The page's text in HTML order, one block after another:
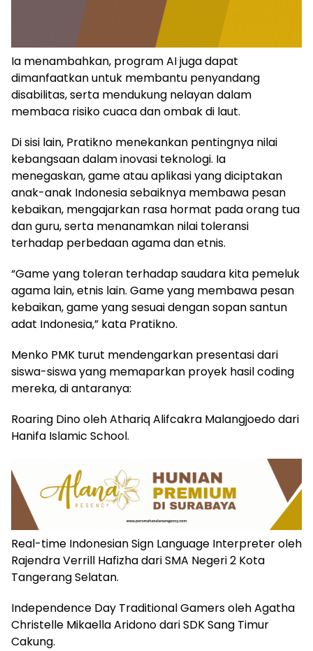
Ia menambahkan, program AI juga dapat
dimanfaatkan untuk membantu penyandang
disabilitas, serta mendukung nelayan dalam
membaca risiko cuaca dan ombak di laut.
Di sisi lain, Pratikno menekankan pentingnya nilai
kebangsaan dalam inovasi teknologi. Ia
menegaskan, game atau aplikasi yang diciptakan
anak-anak Indonesia sebaiknya membawa pesan
kebaikan, mengajarkan rasa hormat pada orang tua
dan guru, serta menanamkan nilai toleransi
terhadap perbedaan agama dan etnis.
“Game yang toleran terhadap saudara kita pemeluk
agama lain, etnis lain. Game yang membawa pesan
kebaikan, game yang sesuai dengan sopan santun
adat Indonesia,” kata Pratikno.
Menko PMK turut mendengarkan presentasi dari
siswa-siswa yang memaparkan proyek hasil coding
mereka, di antaranya:
Roaring Dino oleh Athariq Alifcakra Malangjoedo dari
Hanifa Islamic School.
Real-time Indonesian Sign Language Interpreter oleh
Rajendra Verrill Hafizha dari SMA Negeri 2 Kota
Tangerang Selatan.
Independence Day Traditional Gamers oleh Agatha
Christelle Mikaella Aridono dari SDK Sang Timur
Cakung.